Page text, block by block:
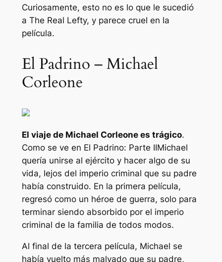
Curiosamente, esto no es lo que le sucedió
a The Real Lefty, y parece cruel en la
película.
El Padrino – Michael
Corleone
El viaje de Michael Corleone es trágico.
Como se ve en El Padrino: Parte IIMichael
quería unirse al ejército y hacer algo de su
vida, lejos del imperio criminal que su padre
había construido. En la primera película,
regresó como un héroe de guerra, solo para
terminar siendo absorbido por el imperio
criminal de la familia de todos modos.
Al final de la tercera película, Michael se
había vuelto más malvado que su padre,